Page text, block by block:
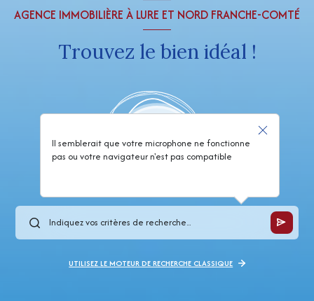
AGENCE IMMOBILIÈRE À LURE ET NORD FRANCHE-COMTÉ
Trouvez le bien idéal !
Il semblerait que votre microphone ne fonctionne
pas ou votre navigateur n'est pas compatible
UTILISEZ LE MOTEUR DE RECHERCHE CLASSIQUE